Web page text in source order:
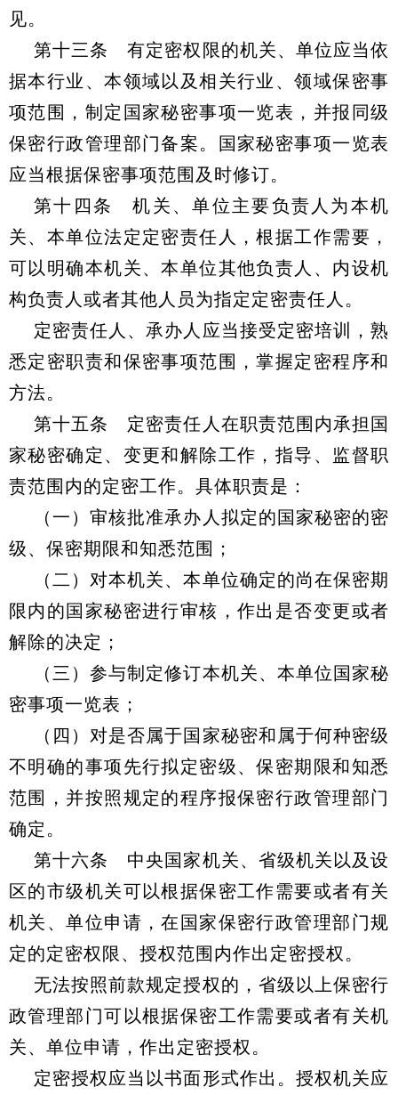
见。
第十三条 有定密权限的机关、单位应当依
据本行业、本领域以及相关行业、领域保密事
项范围，制定国家秘密事项一览表，并报同级
保密行政管理部门备案。国家秘密事项一览表
应当根据保密事项范围及时修订。
第十四条 机关、单位主要负责人为本机
关、本单位法定定密责任人，根据工作需要，
可以明确本机关、本单位其他负责人、内设机
构负责人或者其他人员为指定定密责任人。
定密责任人、承办人应当接受定密培训，熟
悉定密职责和保密事项范围，掌握定密程序和
方法。
第十五条 定密责任人在职责范围内承担国
家秘密确定、变更和解除工作，指导、监督职
责范围内的定密工作。具体职责是：
（一）审核批准承办人拟定的国家秘密的密
级、保密期限和知悉范围；
（二）对本机关、本单位确定的尚在保密期
限内的国家秘密进行审核，作出是否变更或者
解除的决定；
（三）参与制定修订本机关、本单位国家秘
密事项一览表；
（四）对是否属于国家秘密和属于何种密级
不明确的事项先行拟定密级、保密期限和知悉
范围，并按照规定的程序报保密行政管理部门
确定。
第十六条 中央国家机关、省级机关以及设
区的市级机关可以根据保密工作需要或者有关
机关、单位申请，在国家保密行政管理部门规
定的定密权限、授权范围内作出定密授权。
无法按照前款规定授权的，省级以上保密行
政管理部门可以根据保密工作需要或者有关机
关、单位申请，作出定密授权。
定密授权应当以书面形式作出。授权机关应